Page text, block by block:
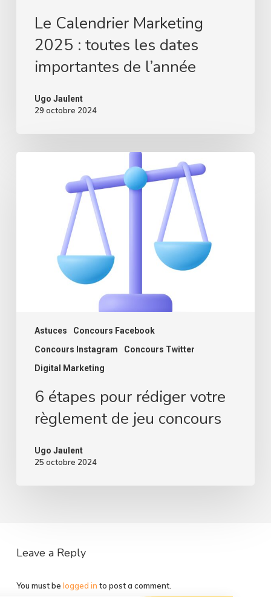
Le Calendrier Marketing
2025 : toutes les dates
importantes de l’année
Ugo Jaulent
29 octobre 2024
Astuces
Concours Facebook
Concours Instagram
Concours Twitter
Digital Marketing
6 étapes pour rédiger votre
règlement de jeu concours
Ugo Jaulent
25 octobre 2024
Leave a Reply
You must be logged in to post a comment.